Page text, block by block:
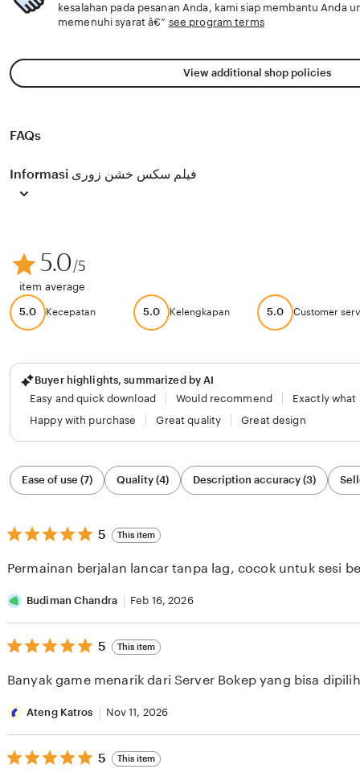
kesalahan pada pesanan Anda, kami siap membantu Anda
memenuhi syarat â€” see program terms
View additional shop policies
FAQs
Informasi فیلم سکس خشن زوری
5.0/5
item average
5.0 Kecepatan 5.0 Kelengkapan 5.0 Customer
Buyer highlights, summarized by AI
Easy and quick download
Would recommend
Exactly what
Happy with purchase
Great quality Great design
Filter
by
category
Ease of use (7) Quality (4) Description accuracy (3)
5
out
5
5 This item
Permainan berjalan lancar tanpa lag, cocok untuk sesi
Budiman Chandra Feb 16, 2026
5
out
5
5 This item
Banyak game menarik dari Server Bokep yang bisa
Ateng Katros Nov 11, 2026
5
out
5 This item